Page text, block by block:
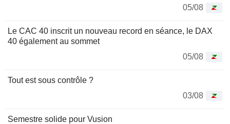
05/08
Le CAC 40 inscrit un nouveau record en séance, le DAX
40 également au sommet
05/08
Tout est sous contrôle ?
03/08
Semestre solide pour Vusion